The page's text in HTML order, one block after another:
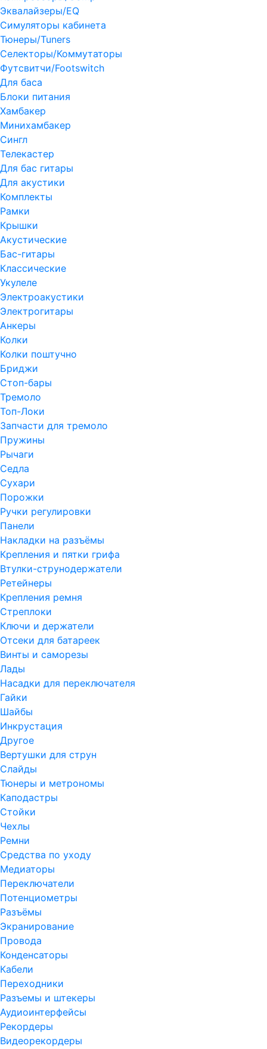
Эквалайзеры/EQ
Симуляторы кабинета
Тюнеры/Tuners
Селекторы/Коммутаторы
Футсвитчи/Footswitch
Для баса
Блоки питания
Хамбакер
Минихамбакер
Сингл
Телекастер
Для бас гитары
Для акустики
Комплекты
Рамки
Крышки
Акустические
Бас-гитары
Классические
Укулеле
Электроакустики
Электрогитары
Анкеры
Колки
Колки поштучно
Бриджи
Стоп-бары
Тремоло
Топ-Локи
Запчасти для тремоло
Пружины
Рычаги
Седла
Сухари
Порожки
Ручки регулировки
Панели
Накладки на разъёмы
Крепления и пятки грифа
Втулки-струнодержатели
Ретейнеры
Крепления ремня
Стреплоки
Ключи и держатели
Отсеки для батареек
Винты и саморезы
Лады
Насадки для переключателя
Гайки
Шайбы
Инкрустация
Другое
Вертушки для струн
Слайды
Тюнеры и метрономы
Каподастры
Стойки
Чехлы
Ремни
Средства по уходу
Медиаторы
Переключатели
Потенциометры
Разъёмы
Экранирование
Провода
Конденсаторы
Кабели
Переходники
Разъемы и штекеры
Аудиоинтерфейсы
Рекордеры
Видеорекордеры